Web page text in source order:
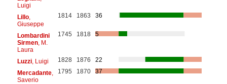
Luigi
Lillo,
Giuseppe
1814 1863 36
Lombardini
Sirmen, M.
Laura
1745 1818 5
Luzzi, Luigi 1828 1876
22
Mercadante,
Saverio
1795 1870 37